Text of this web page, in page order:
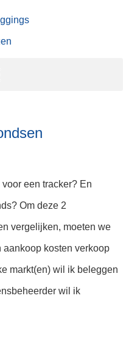
een tracker? En
Om deze 2
vergelijken, moeten we
aankoop kosten verkoop
markt(en) wil ik beleggen
wil ik